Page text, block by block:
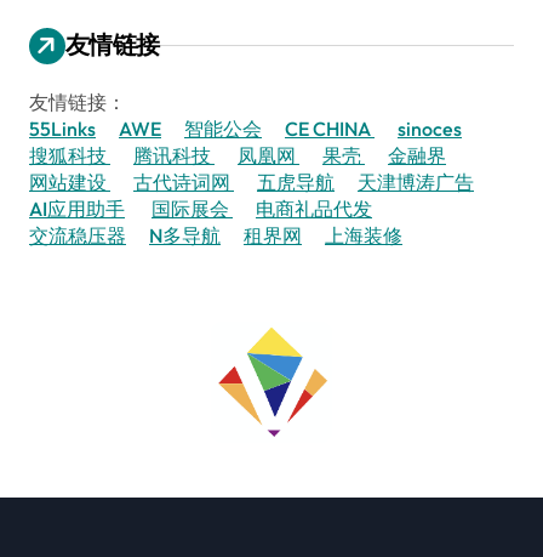
友情链接
友情链接：
55Links
AWE 智能公会 CE CHINA
sinoces
搜狐科技
腾讯科技 凤凰网 果壳
金融界
网站建设
古代诗词网 五虎导航
天津博涛广告
AI应用助手
国际展会
电商礼品代发
交流稳压器
N多导航 租界网 上海装修